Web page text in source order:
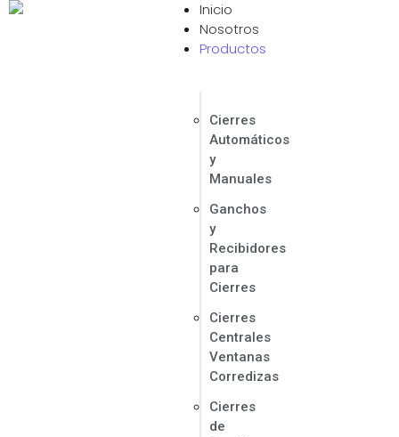
Inicio
Nosotros
Productos
Cierres
Automáticos
y
Manuales
Ganchos
y
Recibidores
para
Cierres
Cierres
Centrales
Ventanas
Corredizas
Cierres
de
Contáctanos Ahora